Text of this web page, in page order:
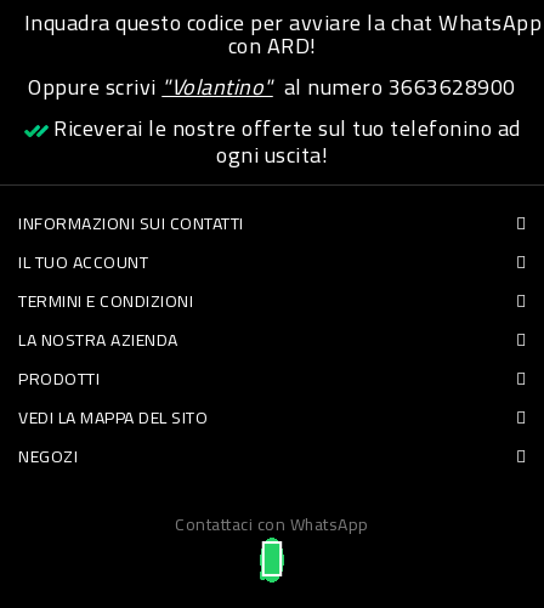
PET
PET
FOOD
FRESCHI
PIATTI
PRONTI
E
CONDIMENTI
Inquadra questo codice per avviare la chat WhatsApp
con ARD!
Oppure scrivi"Volantino"al numero3663628900
Riceverai le nostre offerte sul tuo telefonino ad
ogni uscita!
INFORMAZIONI SUI CONTATTI
IL TUO ACCOUNT
TERMINI E CONDIZIONI
LA NOSTRA AZIENDA
PRODOTTI
VEDI LA MAPPA DEL SITO
NEGOZI
Contattaci con WhatsApp